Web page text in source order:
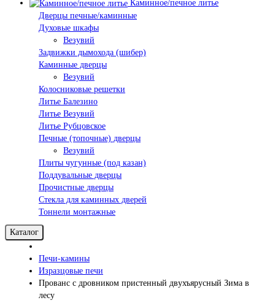
Каминное/печное литье
Дверцы печные/каминные
Духовые шкафы
Везувий
Задвижки дымохода (шибер)
Каминные дверцы
Везувий
Колосниковые решетки
Литье Балезино
Литье Везувий
Литье Рубцовское
Печные (топочные) дверцы
Везувий
Плиты чугунные (под казан)
Поддувальные дверцы
Прочистные дверцы
Стекла для каминных дверей
Тоннели монтажные
Каталог
Печи-камины
Изразцовые печи
Прованс с дровником пристенный двухъярусный Зима в
лесу